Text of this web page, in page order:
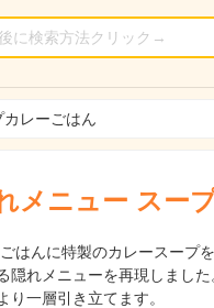
レーごはん
メニュー スー
はんに特製のカレースープ
隠れメニューを再現しまし
り一層引き立てます。